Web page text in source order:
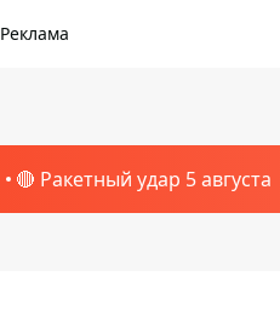
Реклама
🔴 Ракетный удар 5 августа